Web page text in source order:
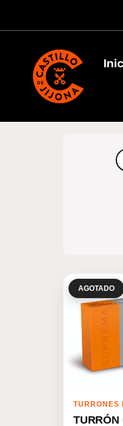
AGOTADO
TURRONES
TURRÓN